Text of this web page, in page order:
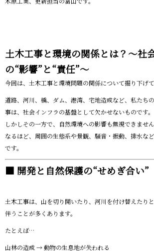
土木工事と環境の関係とは？～社
の“影響”と“責任”～
今回は、土木工事と環境問題の関係について掘り下げて
道路、河川、橋、ダム、港湾、宅地造成など、私たち
事は、社会インフラの基盤として欠かせないものです。
しかしその一方で、自然環境への影響も無視できませ
なるほど、周囲の生態系や景観、騒音・振動、排水な
です。
■ 開発と自然保護の“せめぎ合い”
土木工事は、山を切り開いたり、河川を付け替えたり
伴うことが多くあります。
たとえば…
山林の造成 → 動物の生息地が失われる